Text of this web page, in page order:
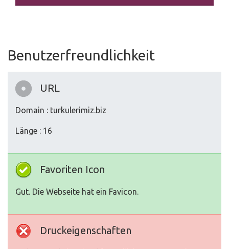
Benutzerfreundlichkeit
URL
Domain : turkulerimiz.biz
Länge : 16
Favoriten Icon
Gut. Die Webseite hat ein Favicon.
Druckeigenschaften